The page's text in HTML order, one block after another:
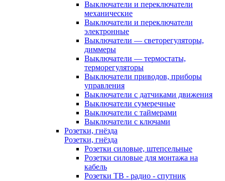
Выключатели и переключатели
механические
Выключатели и переключатели
электронные
Выключатели — светорегуляторы,
диммеры
Выключатели — термостаты,
терморегуляторы
Выключатели приводов, приборы
управления
Выключатели с датчиками движения
Выключатели сумеречные
Выключатели с таймерами
Выключатели с ключами
Розетки, гнёзда
Розетки, гнёзда
Розетки силовые, штепсельные
Розетки силовые для монтажа на
кабель
Розетки ТВ - радио - спутник